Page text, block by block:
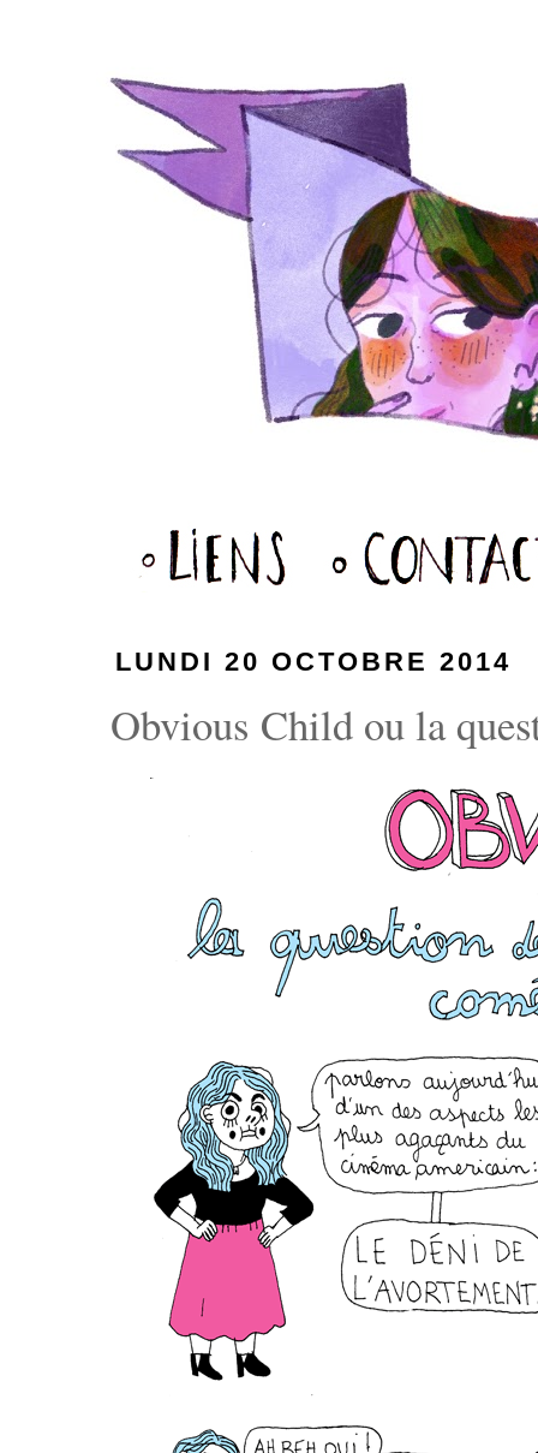
LUNDI 20 OCTOBRE 2014
Obvious Child ou la